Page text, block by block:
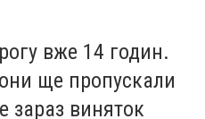
вже 14 годин.
ще пропускали
зараз виняток